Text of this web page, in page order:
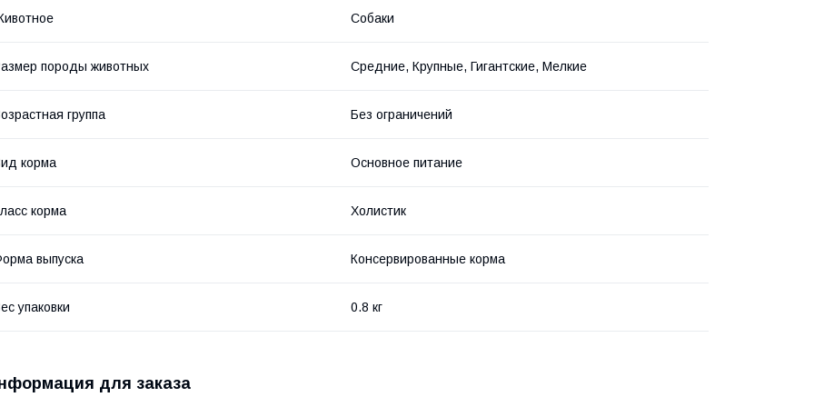
Собаки
породы животных Средние, Крупные, Гигантские, Мелкие
группа Без ограничений
корма Основное питание
корма Холистик
выпуска Консервированные корма
упаковки 0.8 кг
для заказа